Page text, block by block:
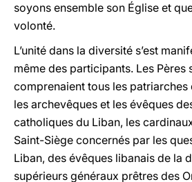
soyons ensemble son Église et
volonté.
L’unité dans la diversité s’est
même des participants. Les Pères
comprenaient tous les patriarches
les archevêques et les évêques
catholiques du Liban, les
Saint-Siège concernés par les
Liban, des évêques libanais de la
supérieurs généraux prêtres des